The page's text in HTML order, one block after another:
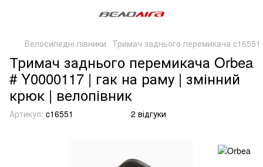
Велосипедні півники Тримач заднього перемикача c16551
Тримач заднього перемикача Orbea
# Y0000117 | гак на раму | змінний
крюк | велопівник
Артикул: c16551 2 відгуки